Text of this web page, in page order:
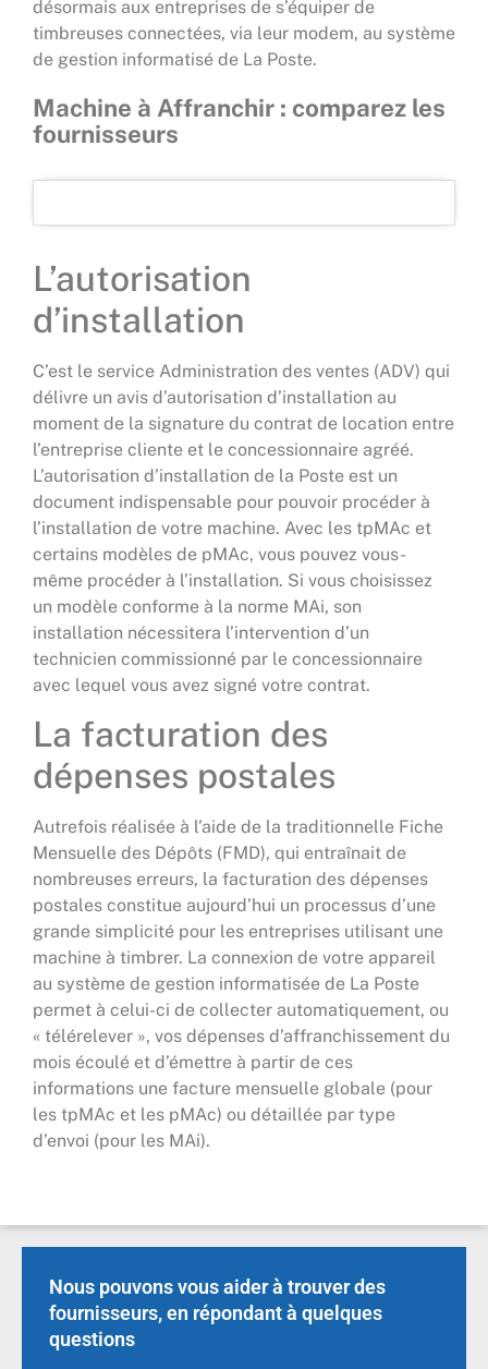
désormais aux entreprises de s’équiper de
timbreuses connectées, via leur modem, au système
de gestion informatisé de La Poste.
Machine à Affranchir : comparez les
fournisseurs
L’autorisation
d’installation
C’est le service Administration des ventes (ADV) qui
délivre un avis d’autorisation d’installation au
moment de la signature du contrat de location entre
l’entreprise cliente et le concessionnaire agréé.
L’autorisation d’installation de la Poste est un
document indispensable pour pouvoir procéder à
l’installation de votre machine. Avec les tpMAc et
certains modèles de pMAc, vous pouvez vous-
même procéder à l’installation. Si vous choisissez
un modèle conforme à la norme MAi, son
installation nécessitera l’intervention d’un
technicien commissionné par le concessionnaire
avec lequel vous avez signé votre contrat.
La facturation des
dépenses postales
Autrefois réalisée à l’aide de la traditionnelle Fiche
Mensuelle des Dépôts (FMD), qui entraînait de
nombreuses erreurs, la facturation des dépenses
postales constitue aujourd’hui un processus d’une
grande simplicité pour les entreprises utilisant une
machine à timbrer. La connexion de votre appareil
au système de gestion informatisée de La Poste
permet à celui-ci de collecter automatiquement, ou
« télérelever », vos dépenses d’affranchissement du
mois écoulé et d’émettre à partir de ces
informations une facture mensuelle globale (pour
les tpMAc et les pMAc) ou détaillée par type
d’envoi (pour les MAi).
Nous pouvons vous aider à trouver des
fournisseurs, en répondant à quelques
questions